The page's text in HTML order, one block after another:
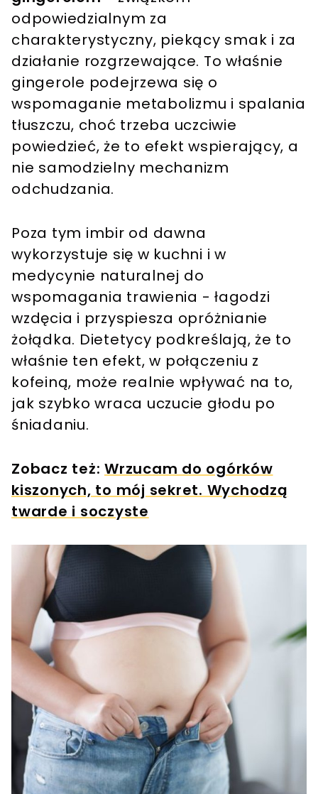
odpowiedzialnym za
charakterystyczny, piekący smak i za
działanie rozgrzewające. To właśnie
gingerole podejrzewa się o
wspomaganie metabolizmu i spalania
tłuszczu, choć trzeba uczciwie
powiedzieć, że to efekt wspierający, a
nie samodzielny mechanizm
odchudzania.
Poza tym imbir od dawna
wykorzystuje się w kuchni i w
medycynie naturalnej do
wspomagania trawienia - łagodzi
wzdęcia i przyspiesza opróżnianie
żołądka. Dietetycy podkreślają, że to
właśnie ten efekt, w połączeniu z
kofeiną, może realnie wpływać na to,
jak szybko wraca uczucie głodu po
śniadaniu.
Zobacz też: Wrzucam do ogórków
kiszonych, to mój sekret. Wychodzą
twarde i soczyste